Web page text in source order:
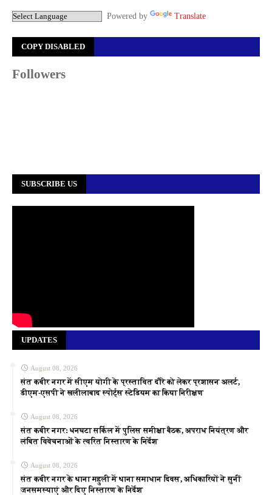
Powered by Translate
COPY DISABLED
Followers
SUBSCRIBE US
UPDATES
August 08, 2026
संत कबीर नगर में सीएम योगी के प्रस्तावित दौरे को लेकर प्रशासन अलर्ट,
डीएम-एसपी ने खलीलाबाद स्पोर्ट्स स्टेडियम का किया निरीक्षण
August 08, 2026
संत कबीर नगर: धनघटा सर्किल में पुलिस समीक्षा बैठक, अपराध नियंत्रण और
लंबित विवेचनाओं के त्वरित निस्तारण के निर्देश
August 08, 2026
संत कबीर नगर के थाना महुली में थाना समाधान दिवस, अधिकारियों ने सुनीं
जनसमस्याएं और दिए निस्तारण के निर्देश